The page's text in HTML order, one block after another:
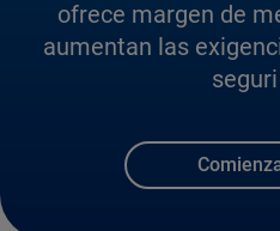
ofrece margen de
aumentan las